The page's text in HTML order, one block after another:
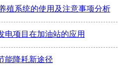
殖系统的使用及注意事项分析
电项目在加油站的应用
能降耗新途径